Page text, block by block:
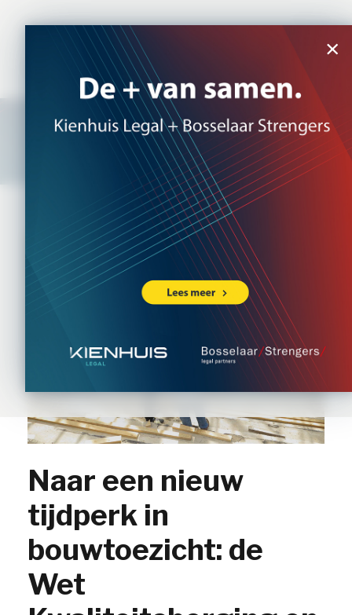
×
NL|EN
Naar een nieuw
tijdperk in
bouwtoezicht: de
Wet